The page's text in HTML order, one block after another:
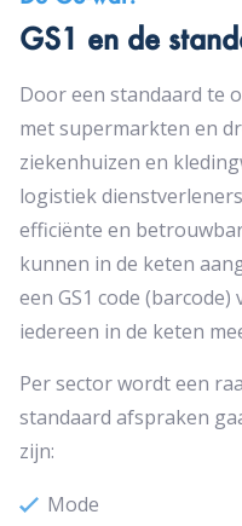
GS1 en de
Door een standaard te
met supermarkten en
ziekenhuizen en
logistiek
efficiënte en
kunnen in de keten
een GS1 code
iedereen in de keten
Per sector wordt een
standaard afspraken
zijn:
Mode